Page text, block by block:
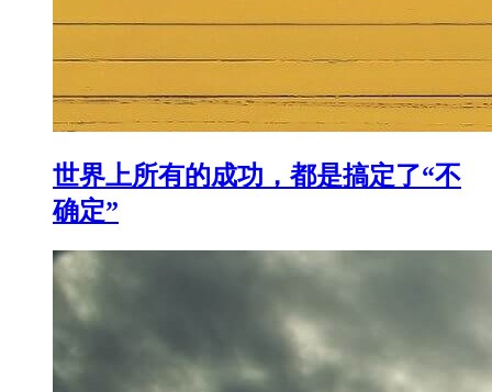
世界上所有的成功，都是搞定了“不
确定”